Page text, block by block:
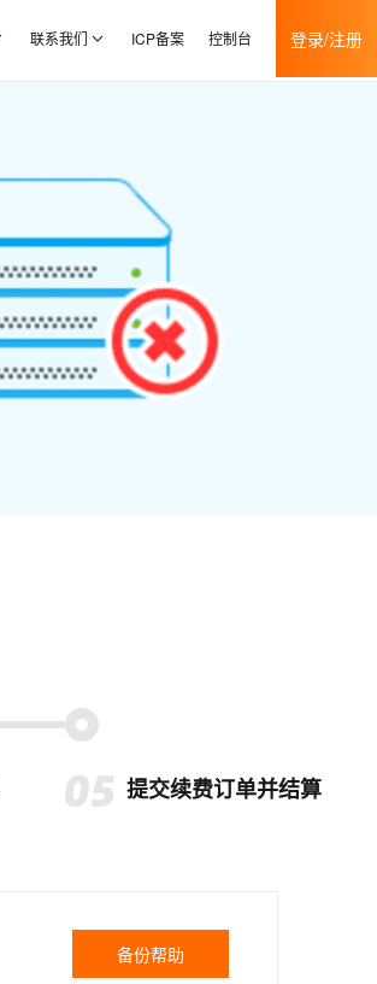
联系我们 ICP备案 控制台 登录/注册
提交续费订单并结算
备份帮助